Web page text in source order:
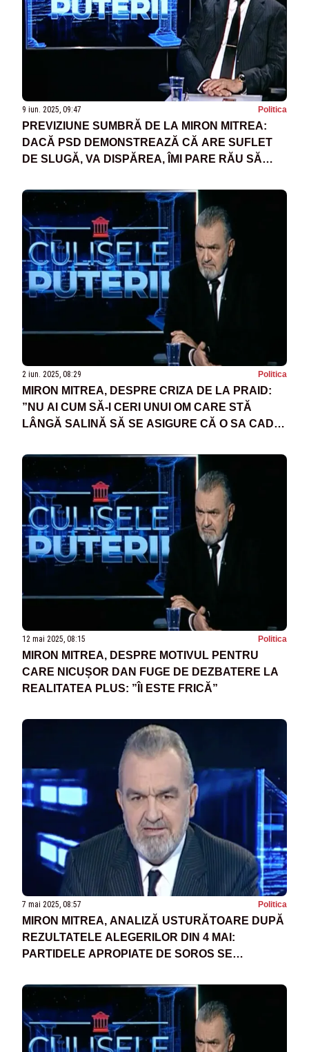
9 iun. 2025, 09:47 Politica
PREVIZIUNE SUMBRĂ DE LA MIRON MITREA:
DACĂ PSD DEMONSTREAZĂ CĂ ARE SUFLET
DE SLUGĂ, VA DISPĂREA, ÎMI PARE RĂU SĂ
2 iun. 2025, 08:29 Politica
MIRON MITREA, DESPRE CRIZA DE LA PRAID:
”NU AI CUM SĂ-I CERI UNUI OM CARE STĂ
LÂNGĂ SALINĂ SĂ SE ASIGURE CĂ O SA CADĂ
12 mai 2025, 08:15 Politica
MIRON MITREA, DESPRE MOTIVUL PENTRU
CARE NICUȘOR DAN FUGE DE DEZBATERE LA
REALITATEA PLUS: ”ÎI ESTE FRICĂ”
7 mai 2025, 08:57 Politica
MIRON MITREA, ANALIZĂ USTURĂTOARE DUPĂ
REZULTATELE ALEGERILOR DIN 4 MAI:
PARTIDELE APROPIATE DE SOROS SE
RĂMÂNE LA PUTERE